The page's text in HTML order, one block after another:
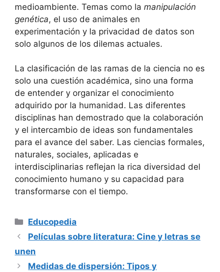
medioambiente. Temas como la manipulación
genética, el uso de animales en
experimentación y la privacidad de datos son
solo algunos de los dilemas actuales.
La clasificación de las ramas de la ciencia no es
solo una cuestión académica, sino una forma
de entender y organizar el conocimiento
adquirido por la humanidad. Las diferentes
disciplinas han demostrado que la colaboración
y el intercambio de ideas son fundamentales
para el avance del saber. Las ciencias formales,
naturales, sociales, aplicadas e
interdisciplinarias reflejan la rica diversidad del
conocimiento humano y su capacidad para
transformarse con el tiempo.
Categorías
Educopedia
Películas sobre literatura: Cine y letras se
unen
Medidas de dispersión: Tipos y